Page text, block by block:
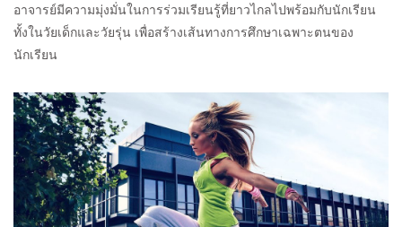
อาจารย์มีความมุ่งมั่นในการร่วมเรียนรู้ที่ยาวไกลไปพร้อมกับนักเรียน
ทั้งในวัยเด็กและวัยรุ่น เพื่อสร้างเส้นทางการศึกษาเฉพาะตนของ
นักเรียน